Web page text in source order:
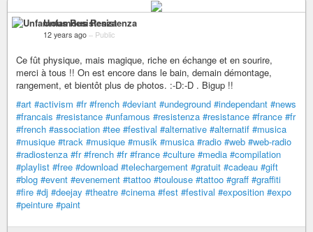
Unfamous Resistenza
12 years ago – Public
Ce fût physique, mais magique, riche en échange et en sourire,
merci à tous !! On est encore dans le bain, demain démontage,
rangement, et bientôt plus de photos. :-D:-D . Bigup !!
#art #activism #fr #french #deviant #undeground #independant #news
#francais #resistance #unfamous #resistenza #resistance #france #fr
#french #association #tee #festival #alternative #alternatif #musica
#musique #track #musique #musik #musica #radio #web #web-radio
#radiostenza #fr #french #fr #france #culture #media #compilation
#playlist #free #download #telechargement #gratuit #cadeau #gift
#blog #event #evenement #tattoo #toulouse #tattoo #graff #graffiti
#fire #dj #deejay #theatre #cinema #fest #festival #exposition #expo
#peinture #paint